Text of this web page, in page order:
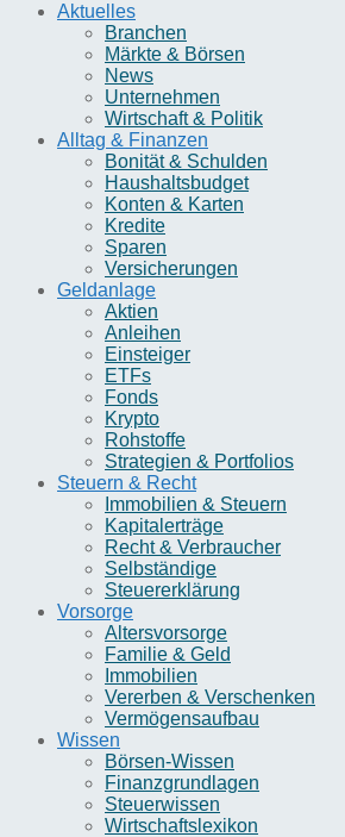
Aktuelles
Branchen
Märkte & Börsen
News
Unternehmen
Wirtschaft & Politik
Alltag & Finanzen
Bonität & Schulden
Haushaltsbudget
Konten & Karten
Kredite
Sparen
Versicherungen
Geldanlage
Aktien
Anleihen
Einsteiger
ETFs
Fonds
Krypto
Rohstoffe
Strategien & Portfolios
Steuern & Recht
Immobilien & Steuern
Kapitalerträge
Recht & Verbraucher
Selbständige
Steuererklärung
Vorsorge
Altersvorsorge
Familie & Geld
Immobilien
Vererben & Verschenken
Vermögensaufbau
Wissen
Börsen-Wissen
Finanzgrundlagen
Steuerwissen
Wirtschaftslexikon